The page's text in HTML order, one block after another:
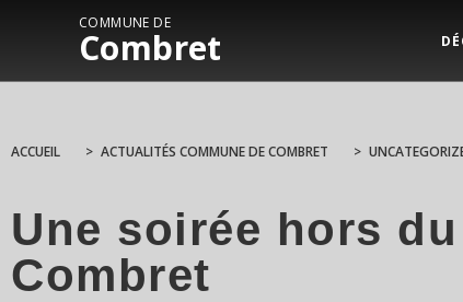
COMMUNE DE
Combret
ACCUEIL > ACTUALITÉS COMMUNE DE COMBRET >
Une soirée hors
Combret